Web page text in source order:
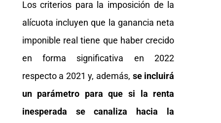
Los criterios para la imposición de la
alícuota incluyen que la ganancia neta
imponible real tiene que haber crecido
en forma significativa en 2022
respecto a 2021 y, además, se incluirá
un parámetro para que si la renta
inesperada se canaliza hacia la